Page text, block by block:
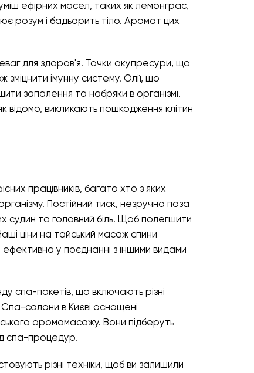
ефірних масел, таких як лемонграс,
розум і бадьорить тіло. Аромат цих
для здоров'я. Точки акупресури, що
імунну систему. Олії, що
запалення та набряки в організмі.
відомо, викликають пошкодження клітин
працівників, багато хто з яких
Постійний тиск, незручна поза
судин та головний біль. Щоб полегшити
ціни на тайський масаж спини
у поєднанні з іншими видами
спа-пакетів, що включають різні
салони в Києві оснащені
аромамасажу. Вони підберуть
спа-процедур.
різні техніки, щоб ви залишили